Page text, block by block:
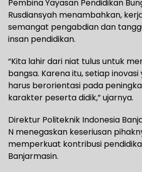
Pembina Yayasan Pendidikan
Rusdiansyah menambahkan,
semangat pengabdian dan
insan pendidikan.
“Kita lahir dari niat tulus untuk
bangsa. Karena itu, setiap
harus berorientasi pada
karakter peserta didik,” ujarnya.
Direktur Politeknik Indonesia
N menegaskan keseriusan
memperkuat kontribusi
Banjarmasin.